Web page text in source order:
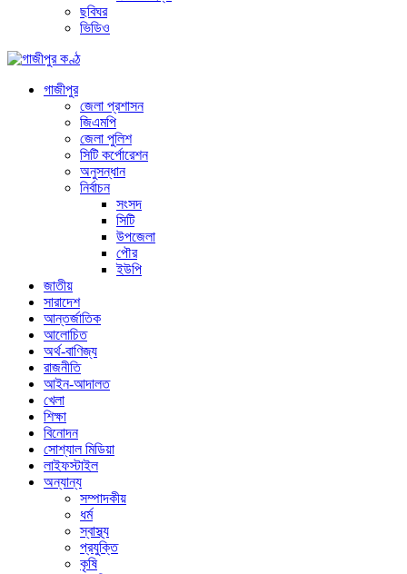
ছবিঘর
ভিডিও
গাজীপুর
জেলা প্রশাসন
জিএমপি
জেলা পুলিশ
সিটি কর্পোরেশন
অনুসন্ধান
নির্বাচন
সংসদ
সিটি
উপজেলা
পৌর
ইউপি
জাতীয়
সারাদেশ
আন্তর্জাতিক
আলোচিত
অর্থ-বাণিজ্য
রাজনীতি
আইন-আদালত
খেলা
শিক্ষা
বিনোদন
সোশ্যাল মিডিয়া
লাইফস্টাইল
অন্যান্য
সম্পাদকীয়
ধর্ম
স্বাস্থ্য
প্রযুক্তি
কৃষি